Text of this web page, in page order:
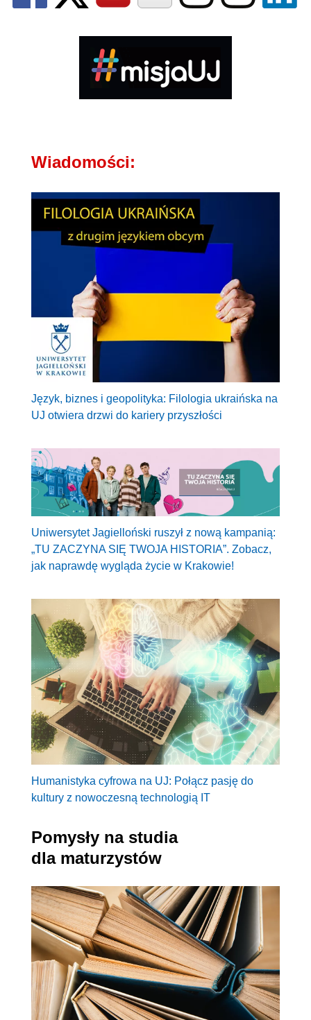
Wiadomości:
Język, biznes i geopolityka: Filologia ukraińska na
UJ otwiera drzwi do kariery przyszłości
Uniwersytet Jagielloński ruszył z nową kampanią:
„TU ZACZYNA SIĘ TWOJA HISTORIA”. Zobacz,
jak naprawdę wygląda życie w Krakowie!
Humanistyka cyfrowa na UJ: Połącz pasję do
kultury z nowoczesną technologią IT
Pomysły na studia
dla maturzystów